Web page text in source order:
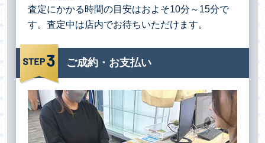
査定にかかる時間の目安はおよそ10分～15分で
す。査定中は店内でお待ちいただけます。
ご成約・お支払い